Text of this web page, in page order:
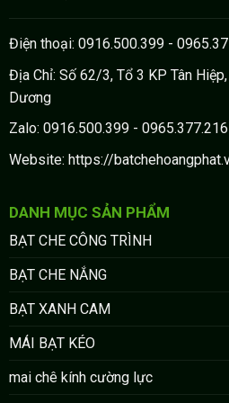
Điện thoại: 0916.500.399 -
Địa Chỉ: Số 62/3, Tổ 3 KP Tân Hiệp,
Dương
Zalo: 0916.500.399 - 0965.377.216
Website: https://
DANH MỤC SẢN PHẨM
BẠT CHE CÔNG TRÌNH
BẠT CHE NẮNG
BẠT XANH CAM
MÁI BẠT KÉO
mai chê kính cường lực